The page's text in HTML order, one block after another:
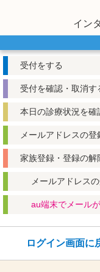
イン
受付をする
受付を確認・取消す
本日の診療状況を確
メールアドレスの
家族登録・登録の解
メールアドレス
au端末でメール
ログイン画面に